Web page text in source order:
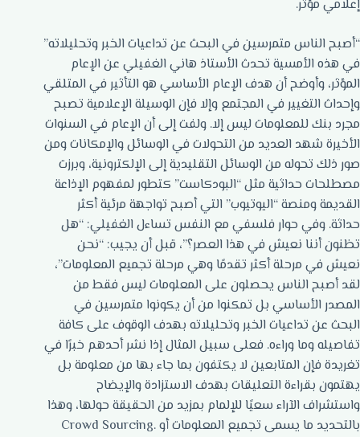
إعلامي مؤثر.
“أصبح الناس متمرسين في البحث عن تداعيات الخبر وتحليلاته”
في هذه الأمسية تحدث الأستاذ هاني الغفيلي عن الإعام
المؤثر، وأوضح أن هدف الإعام الأساسي هو التأثير في المتلقي
وإحداث التغيير في المجتمع وإلا فإن الوسيلة الإعلامية تصبح
مجرد بنك للمعلومات ليس إلا. ولفت إلى أن الإعام في السنوات
الأخيرة شهد العديد من التحولات في الوسائل والإمكانات ومن
صور ذلك تحوله من الوسائل التقليدية إلى الإلكترونية، وبرزت
مصطلحات حداثية مثل “البودكاست” كتطور لمفهوم الإذاعة
القديمة ومنصة “اليوتيوب” التي أصبح تواجهة مرئية أكثر
حداثة. وفي حوار فلسفي مع النفس تساءل الغفيلي: “هل
تظنون أننا نعيش في هذا العصر؟”، قبل أن يجيب: “نحن
نعيش في مرحلة أكثر تقدمًا وهي مرحلة تجميع المعلومات”،
لقد أصبح الناس يحصلون على المعلومات ليس فقط من
المصدر الأساسي بل تمكنوا من أن يكونوا متمرسين في
البحث عن تداعيات الخبر وتحليلاته بهدف الوقوف على كافة
تفاصيله وما وراءه. فعلى سبيل المثال إذا نشر أحدهم خبرًا في
تغريدة فإن المتابعين لا يكتفون بما جاء بها من معلومة بل
يهتمون بقراءة التعليقات بهدف الاستزادة والإيضاح
واستشراف الآراء سعيًا للإلمام بمزيد من الحقيقة حولها، وهذا
بالتحديد ما يسمى تجميع المعلومات أو .Crowd Sourcing